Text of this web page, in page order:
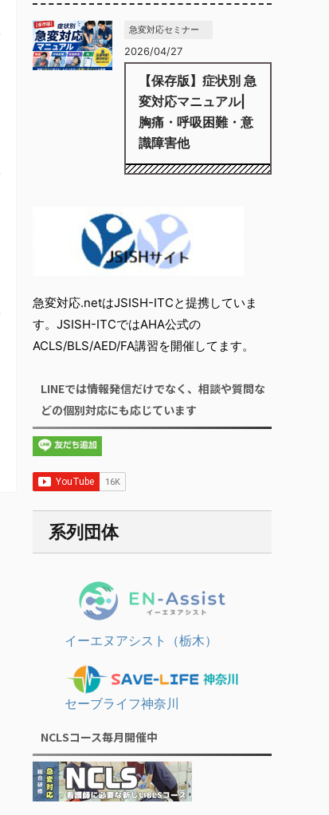
急変対応セミナー
2026/04/27
【保存版】症状別 急
変対応マニュアル|
胸痛・呼吸困難・意
識障害他
急変対応.netはJSISH-ITCと提携していま
す。JSISH-ITCではAHA公式の
ACLS/BLS/AED/FA講習を開催してます。
LINEでは情報発信だけでなく、相談や質問な
どの個別対応にも応じています
系列団体
イーエヌアシスト（栃木）
セーブライフ神奈川
NCLSコース毎月開催中